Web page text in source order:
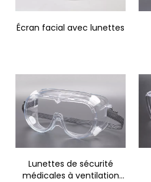
Écran facial avec lunettes
Lunettes de sécurité
médicales à ventilation